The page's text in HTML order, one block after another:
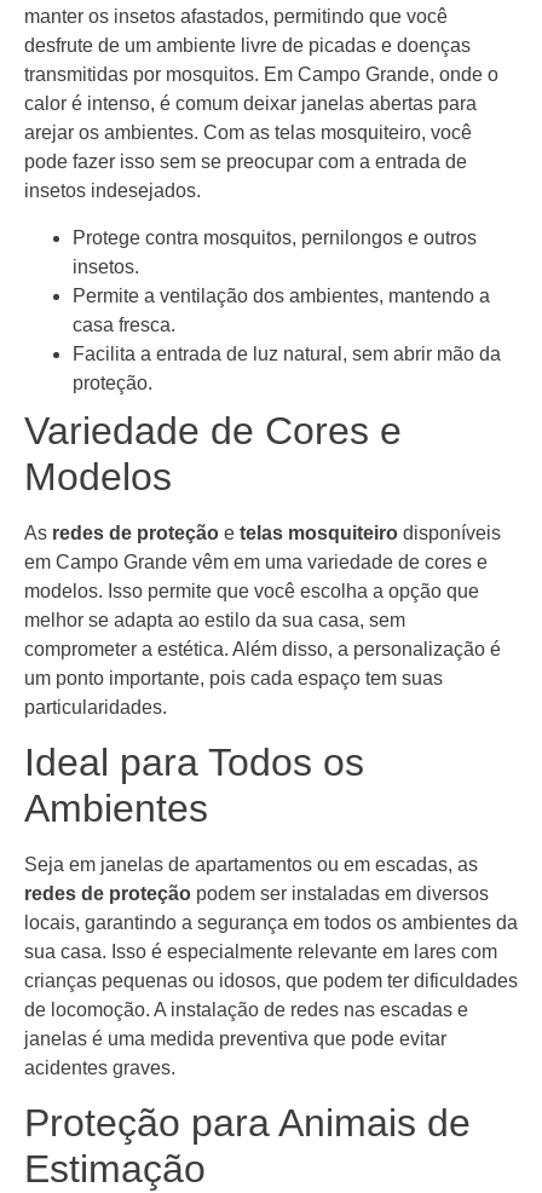
manter os insetos afastados, permitindo que você
desfrute de um ambiente livre de picadas e doenças
transmitidas por mosquitos. Em Campo Grande, onde o
calor é intenso, é comum deixar janelas abertas para
arejar os ambientes. Com as telas mosquiteiro, você
pode fazer isso sem se preocupar com a entrada de
insetos indesejados.
Protege contra mosquitos, pernilongos e outros
insetos.
Permite a ventilação dos ambientes, mantendo a
casa fresca.
Facilita a entrada de luz natural, sem abrir mão da
proteção.
Variedade de Cores e
Modelos
As redes de proteção e telas mosquiteiro disponíveis
em Campo Grande vêm em uma variedade de cores e
modelos. Isso permite que você escolha a opção que
melhor se adapta ao estilo da sua casa, sem
comprometer a estética. Além disso, a personalização é
um ponto importante, pois cada espaço tem suas
particularidades.
Ideal para Todos os
Ambientes
Seja em janelas de apartamentos ou em escadas, as
redes de proteção podem ser instaladas em diversos
locais, garantindo a segurança em todos os ambientes da
sua casa. Isso é especialmente relevante em lares com
crianças pequenas ou idosos, que podem ter dificuldades
de locomoção. A instalação de redes nas escadas e
janelas é uma medida preventiva que pode evitar
acidentes graves.
Proteção para Animais de
Estimação